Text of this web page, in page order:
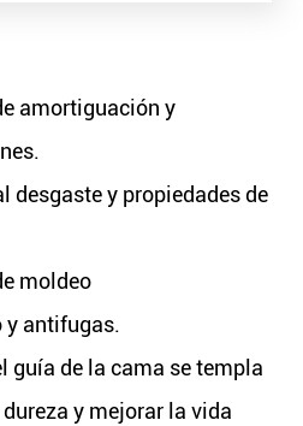
amortiguación y
desgaste y propiedades de
moldeo
y antifugas.
guía de la cama se templa
y mejorar la vida